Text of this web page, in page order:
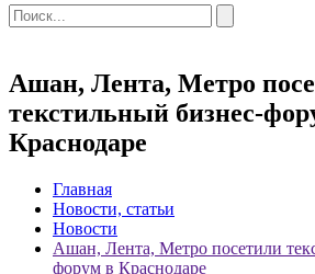
Ашан, Лента, Метро
текстильный бизнес-
Краснодаре
Главная
Новости, статьи
Новости
Ашан, Лента, Метро посетили
форум в Краснодаре